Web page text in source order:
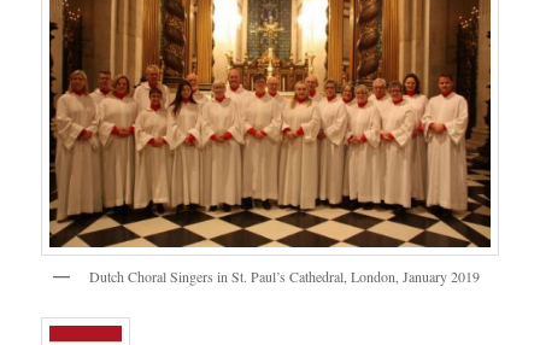
Dutch Choral Singers in St. Paul’s Cathedral, London, January 2019